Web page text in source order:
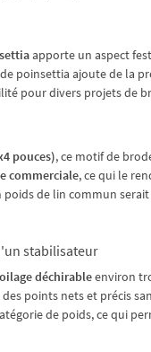
apporte un aspect
poinsettia ajoute de la
pour divers projets de
pouces), ce motif de
commerciale, ce qui le
poids de lin commun
stabilisateur
déchirableenviron
points nets et précis
de poids, ce qui